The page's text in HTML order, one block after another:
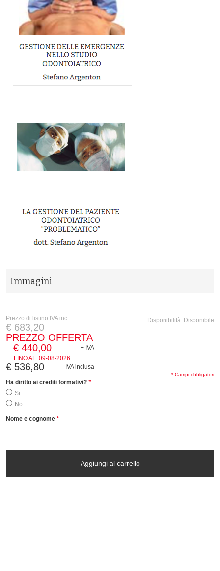
Immagini
Disponibilità: Disponibile
Prezzo di listino IVA inc.:
€ 683,20
PREZZO OFFERTA
+ IVA
€ 440,00
FINO AL: 09-08-2026
IVA inclusa
€ 536,80
*
Ha diritto ai crediti formativi?
Si
No
*
Nome e cognome
* Campi obbligatori
Aggiungi al carrello